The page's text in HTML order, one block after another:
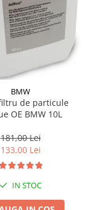
BMW
de particule
OE BMW 10L
181,00 Lei
133,00 Lei
IN STOC